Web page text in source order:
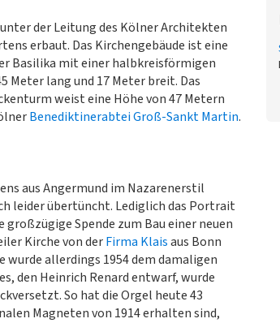
der Leitung des Kölner Architekten
erbaut. Das Kirchengebäude ist eine
Basilika mit einer halbkreisförmigen
Meter lang und 17 Meter breit. Das
weist eine Höhe von 47 Metern
Benediktinerabtei Groß-Sankt Martin.
aus Angermund im Nazarenerstil
leider übertüncht. Lediglich das Portrait
Spende zum Bau einer neuen
Kirche von derFirma Klaisaus Bonn
allerdings 1954 dem damaligen
den Heinrich Renard entwarf, wurde
So hat die Orgel heute 43
Magneten von 1914 erhalten sind,